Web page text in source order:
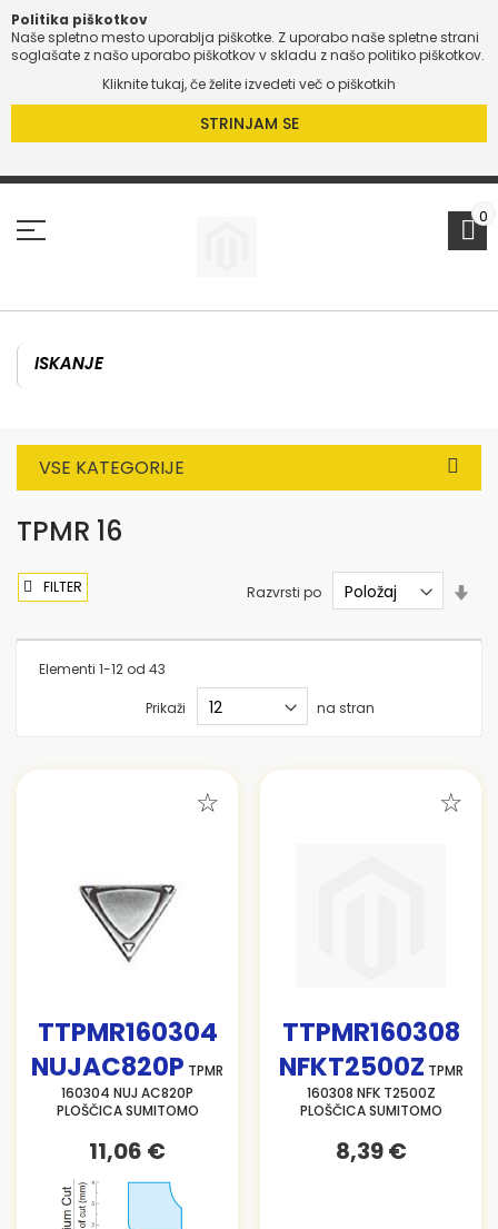
Politika piškotkov
Naše spletno mesto uporablja piškotke. Z uporabo naše spletne strani
soglašate z našo uporabo piškotkov v skladu z našo politiko piškotkov.
Kliknite tukaj, če želite izvedeti več o piškotkih
STRINJAM SE
Preskoči
0
VSE KATEGORIJE
TPMR 16
Elementi 1-12 od 43
Prikaži na stran
Razvrsti po
TTPMR160304
NUJAC820P TPMR
160304 NUJ AC820P
PLOŠČICA SUMITOMO
11,06 €
TTPMR160308
NFKT2500Z TPMR
160308 NFK T2500Z
PLOŠČICA SUMITOMO
8,39 €
FILTER